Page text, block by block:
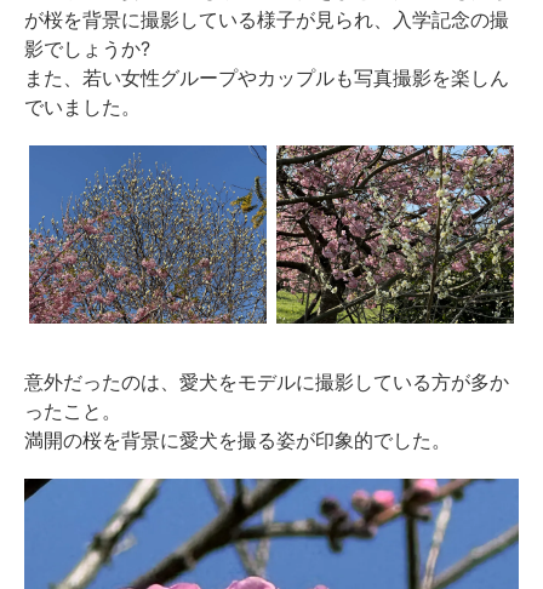
が桜を背景に撮影している様子が見られ、入学記念の撮
影でしょうか?
また、若い女性グループやカップルも写真撮影を楽しん
でいました。
意外だったのは、愛犬をモデルに撮影している方が多か
ったこと。
満開の桜を背景に愛犬を撮る姿が印象的でした。